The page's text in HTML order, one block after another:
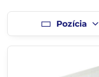
Pozícia